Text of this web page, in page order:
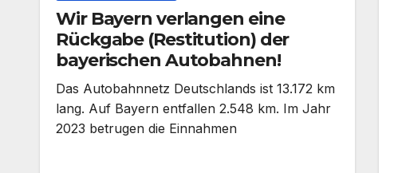
Wir Bayern verlangen eine
Rückgabe (Restitution) der
bayerischen Autobahnen!
Das Autobahnnetz Deutschlands ist 13.172 km
lang. Auf Bayern entfallen 2.548 km. Im Jahr
2023 betrugen die Einnahmen